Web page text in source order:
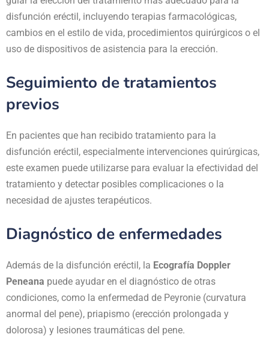
disfunción eréctil, incluyendo terapias farmacológicas,
cambios en el estilo de vida, procedimientos quirúrgicos o el
uso de dispositivos de asistencia para la erección.
Seguimiento de tratamientos
previos
En pacientes que han recibido tratamiento para la
disfunción eréctil, especialmente intervenciones quirúrgicas,
este examen puede utilizarse para evaluar la efectividad del
tratamiento y detectar posibles complicaciones o la
necesidad de ajustes terapéuticos.
Diagnóstico de enfermedades
Además de la disfunción eréctil, la Ecografía Doppler
Peneana puede ayudar en el diagnóstico de otras
condiciones, como la enfermedad de Peyronie (curvatura
anormal del pene), priapismo (erección prolongada y
dolorosa) y lesiones traumáticas del pene.